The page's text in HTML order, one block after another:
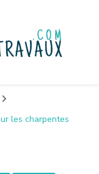
les charpentes